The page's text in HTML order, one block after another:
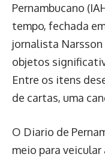
Pernambucano
tempo, fechada
jornalista
objetos
Entre os itens
de cartas, uma
O Diario de
meio para